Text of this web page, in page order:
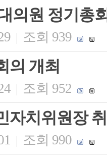
의원 정기총
| 조회 939
의 개최
| 조회 952
자치위원장
| 조회 990